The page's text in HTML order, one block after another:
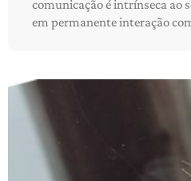
comunicação é intrínseca ao
em permanente interação